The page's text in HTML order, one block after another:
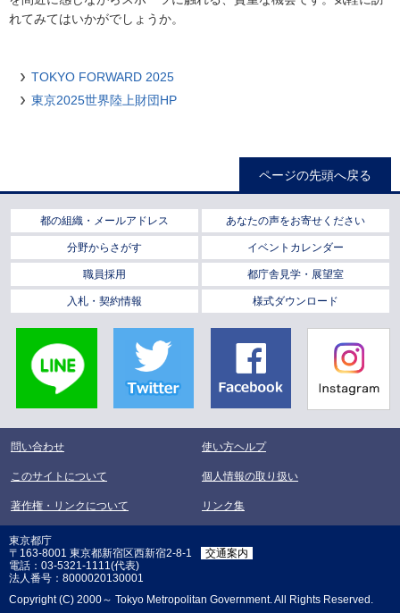
れてみてはいかがでしょうか。
TOKYO FORWARD 2025
東京2025世界陸上財団HP
ページの先頭へ戻る
都の組織・メールアドレス あなたの声をお寄せください
分野からさがす イベントカレンダー
職員採用 都庁舎見学・展望室
入札・契約情報 様式ダウンロード
LINE Facebook
問い合わせ 使い方ヘルプ
このサイトについて 個人情報の取り扱い
著作権・リンクについて リンク集
東京都庁
〒163-8001 東京都新宿区西新宿2-8-1
交通案内
電話：03-5321-1111(代表)
法人番号：8000020130001
Copyright (C) 2000～ Tokyo Metropolitan Government. All Rights Reserved.